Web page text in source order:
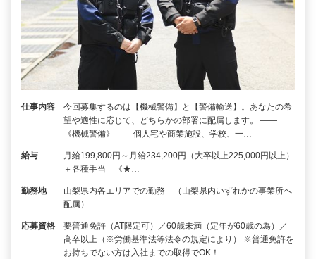
仕事内容
今回募集するのは【機械警備】と【警備輸送】。あなたの希
望や適性に応じて、どちらかの部署に配属します。 ――
《機械警備》―― 個人宅や商業施設、学校、一…
給与
月給199,800円～月給234,200円（大卒以上225,000円以上）
＋各種手当 《★…
勤務地
山梨県内各エリアでの勤務 （山梨県内いずれかの事業所へ
配属）
応募資格
要普通免許（AT限定可）／60歳未満（定年が60歳の為）／
高卒以上（※労働基準法等法令の規定により） ※普通免許を
お持ちでない方は入社までの取得でOK！